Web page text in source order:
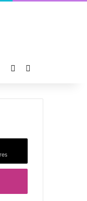
Publicación al azar